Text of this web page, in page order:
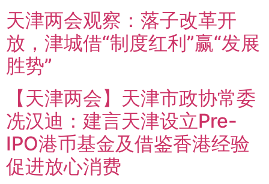
天津两会观察：落子改革开
放，津城借“制度红利”赢“发展
胜势”
【天津两会】天津市政协常委
冼汉迪：建言天津设立Pre-
IPO港币基金及借鉴香港经验
促进放心消费